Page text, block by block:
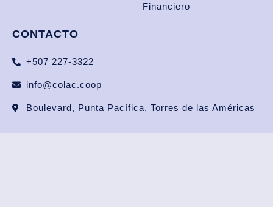
Financiero
CONTACTO
+507 227-3322
info@colac.coop
Boulevard, Punta Pacífica, Torres de las Américas